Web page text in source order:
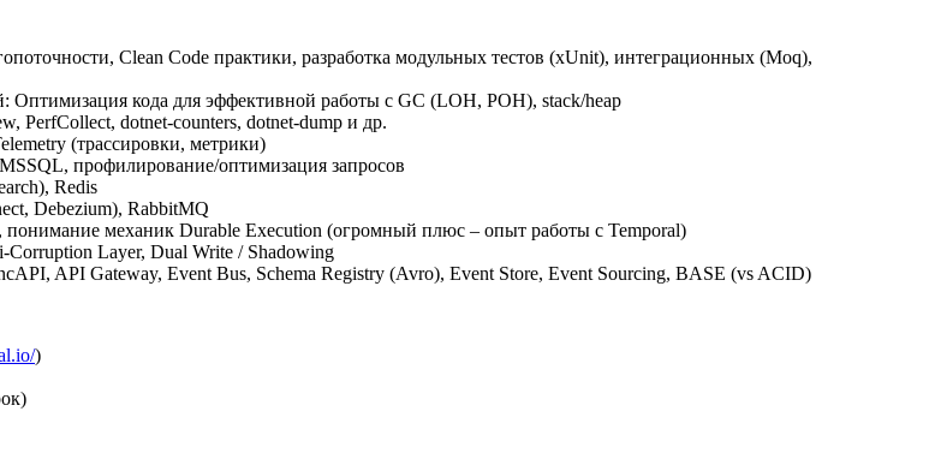
Clean Code практики, разработка модульных тестов (xUnit), интеграционных (Moq),
кода для эффективной работы с GC (LOH, POH), stack/heap
PerfCollect, dotnet-counters, dotnet-dump и др.
(трассировки, метрики)
профилирование/оптимизация запросов
Redis
Debezium), RabbitMQ
понимание механик Durable Execution (огромный плюс – опыт работы с Temporal)
Layer, Dual Write / Shadowing
API Gateway, Event Bus, Schema Registry (Avro), Event Store, Event Sourcing, BASE (vs ACID)
)